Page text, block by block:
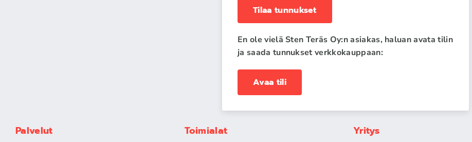
Tilaa tunnukset
En ole vielä Sten Teräs Oy:n asiakas, haluan avata tilin
ja saada tunnukset verkkokauppaan:
Avaa tili
Palvelut Toimialat Yritys